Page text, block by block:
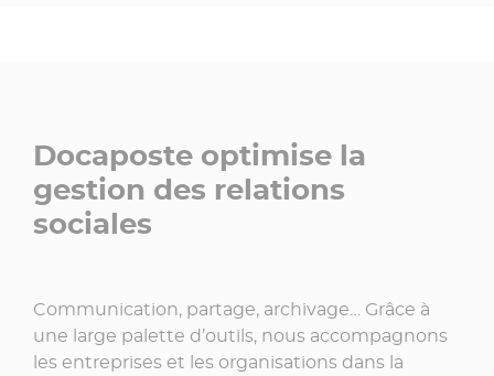
Docaposte optimise la
gestion des relations
sociales
Communication, partage, archivage… Grâce à
une large palette d’outils, nous accompagnons
les entreprises et les organisations dans la